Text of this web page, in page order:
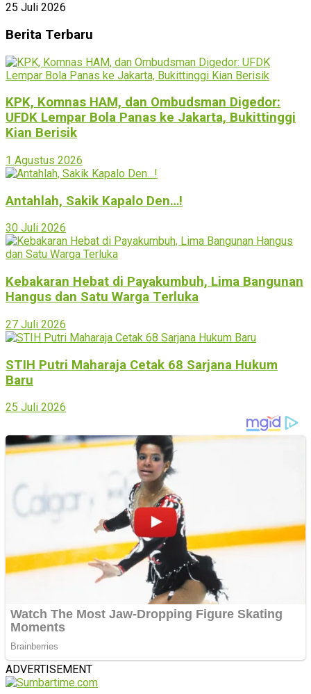
25 Juli 2026
Berita Terbaru
KPK, Komnas HAM, dan Ombudsman Digedor:
UFDK Lempar Bola Panas ke Jakarta, Bukittinggi
Kian Berisik
1 Agustus 2026
Antahlah, Sakik Kapalo Den…!
30 Juli 2026
Kebakaran Hebat di Payakumbuh, Lima Bangunan
Hangus dan Satu Warga Terluka
27 Juli 2026
STIH Putri Maharaja Cetak 68 Sarjana Hukum
Baru
25 Juli 2026
ADVERTISEMENT